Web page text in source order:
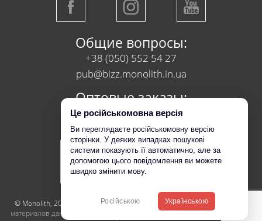
Общие вопросы:
+38 (050) 552 54 27
pub@bizz.monolith.in.ua
Оптовые заказы:
+38 (050) 218 95 95
© Monolith, 2017-2026
Копирование, перепечатка или использование
материалов данной страницы для воспроизведения, переноса на другие
Це російськомовна версія
Ви переглядаєте російськомовну версію
сторінки. У деяких випадках пошукові
системи показують її автоматично, але за
допомогою цього повідомлення ви можете
швидко змінити мову.
Російською Українською